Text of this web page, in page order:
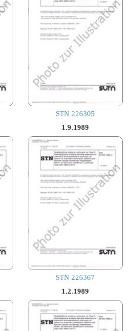
STN 226305
1.9.1989
STN 226367
1.2.1989